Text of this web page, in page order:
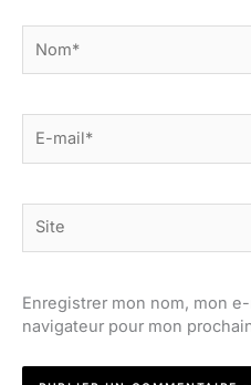
mail*
Enregistrer mon nom, mon
navigateur pour mon